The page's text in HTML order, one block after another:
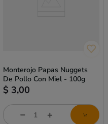
Monterojo Papas Nuggets
De Pollo Con Miel - 100g
$ 3,00
Cantidad